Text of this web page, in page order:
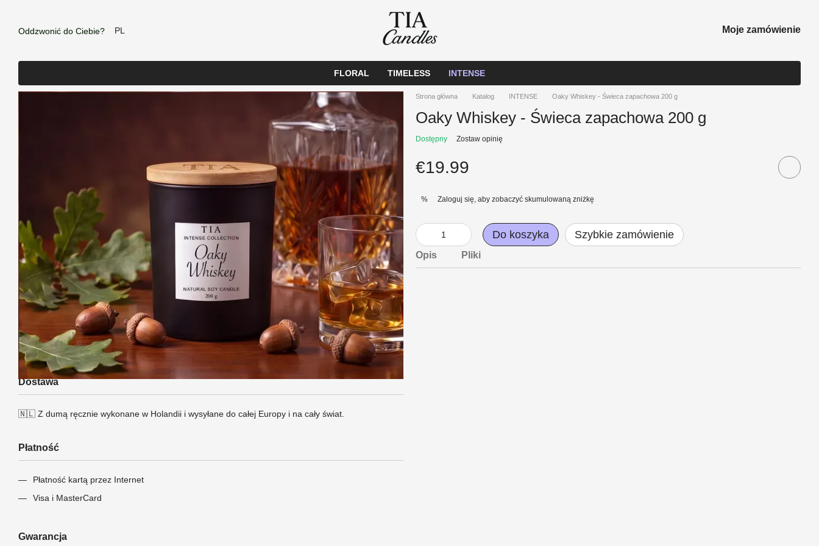
Oddzwonić do Ciebie? PL Moje zamówienie
FLORAL TIMELESS INTENSE
Dostawa
🇳🇱 Z dumą ręcznie wykonane w Holandii i wysyłane do całej Europy i na cały świat.
Płatność
Płatność kartą przez Internet
Visa i MasterCard
Gwarancja
Strona główna Katalog INTENSE Oaky Whiskey - Świeca zapachowa 200 g
Oaky Whiskey - Świeca zapachowa 200 g
Dostępny Zostaw opinię
€19.99
% Zaloguj się , aby zobaczyć skumulowaną zniżkę
Do koszyka Szybkie zamówienie
Opis Pliki